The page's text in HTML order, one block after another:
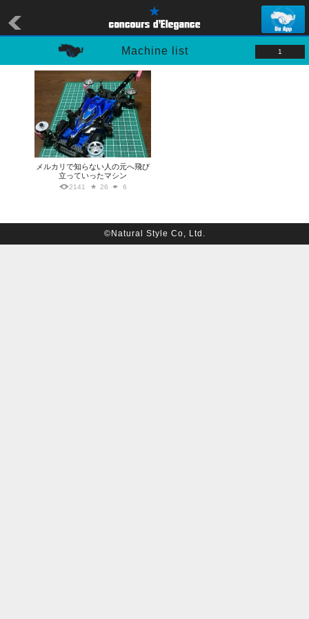
Machine list 1
メルカリで知らない人の元へ飛び
立っていったマシン
2141 26 6
©Natural Style Co, Ltd.